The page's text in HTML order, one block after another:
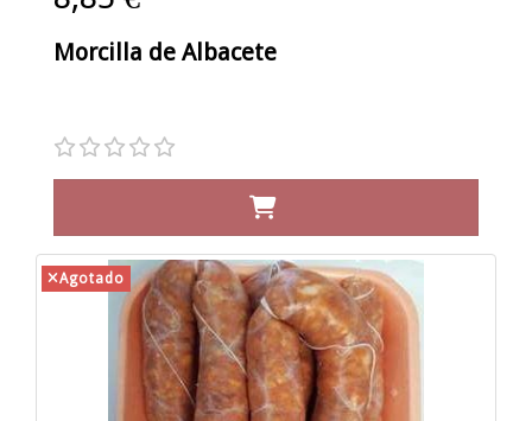
Morcilla de Albacete
Agotado